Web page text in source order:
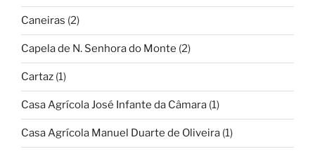
Caneiras (2)
Capela de N. Senhora do Monte (2)
Cartaz (1)
Casa Agrícola José Infante da Câmara (1)
Casa Agrícola Manuel Duarte de Oliveira (1)